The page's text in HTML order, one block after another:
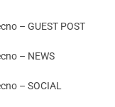
– GUEST POST
– NEWS
– SOCIAL